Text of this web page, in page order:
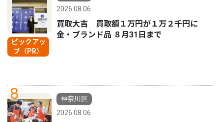
ピックアッ
プ（PR）
2026.08.06
買取大吉 買取額１万円が１万２千円に
金・ブランド品 ８月31日まで
8
神奈川区
2026.08.06